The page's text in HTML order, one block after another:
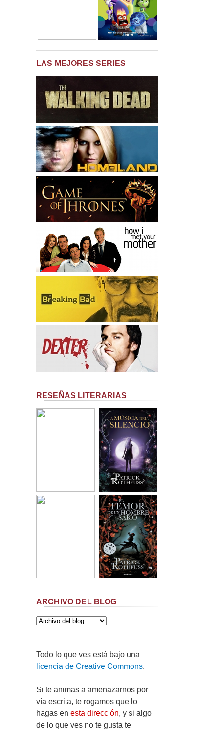
LAS MEJORES SERIES
RESEÑAS LITERARIAS
ARCHIVO DEL BLOG
Todo lo que ves está bajo una
licencia de Creative Commons.
Si te animas a amenazarnos por
vía escrita, te rogamos que lo
hagas en esta dirección, y si algo
de lo que ves no te gusta te